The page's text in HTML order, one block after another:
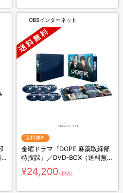
OBSインターネット
送料無料
金曜ドラマ『DOPE 麻薬取締部
特捜課』／DVD-BOX（送料無
料・6枚組）
¥24,200（税込）